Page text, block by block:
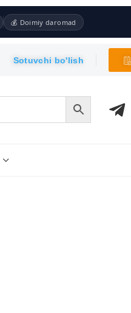
💰 Doimiy daromad
Sotuvchi bo'lish